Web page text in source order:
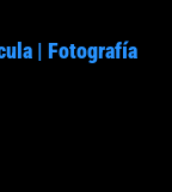
| Fotografía